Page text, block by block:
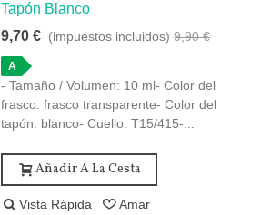
Tapón Blanco
9,70 € (impuestos incluidos) 9,90 €
A
- Tamaño / Volumen: 10 ml- Color del
frasco: frasco transparente- Color del
tapón: blanco- Cuello: T15/415-...
Añadir A La Cesta
Vista Rápida
Amar